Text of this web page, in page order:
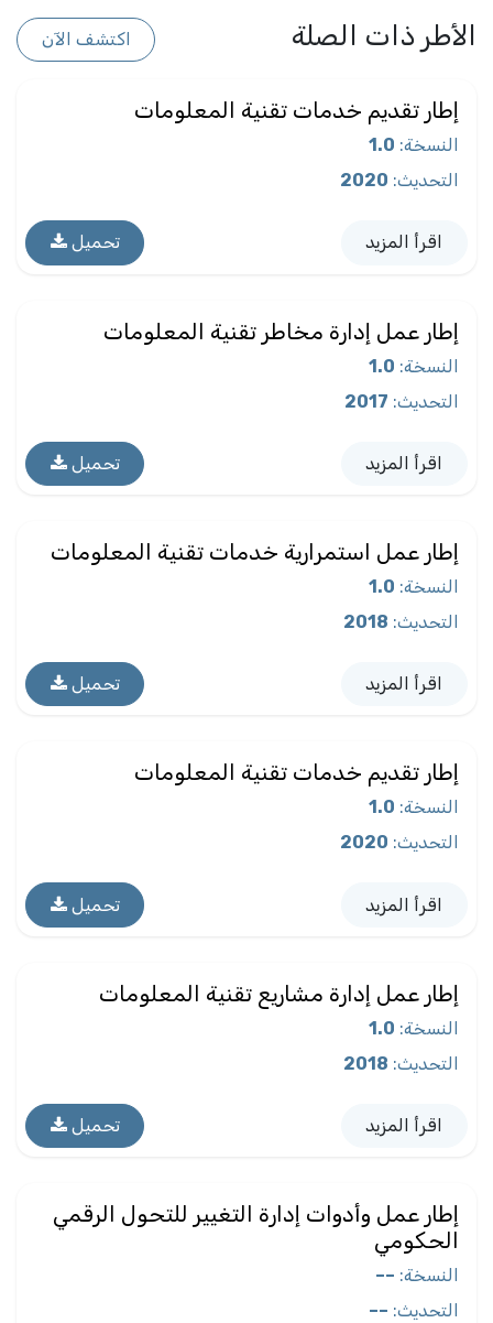
الأطر ذات الصلة اكتشف الآن
إطار تقديم خدمات تقنية المعلومات
النسخة:
1.0
التحديث:
2020
اقرأ المزيد تحميل
إطار عمل إدارة مخاطر تقنية المعلومات
النسخة:
1.0
التحديث:
2017
اقرأ المزيد تحميل
إطار عمل استمرارية خدمات تقنية المعلومات
النسخة:
1.0
التحديث:
2018
اقرأ المزيد تحميل
إطار تقديم خدمات تقنية المعلومات
النسخة:
1.0
التحديث:
2020
اقرأ المزيد تحميل
إطار عمل إدارة مشاريع تقنية المعلومات
النسخة:
1.0
التحديث:
2018
اقرأ المزيد تحميل
إطار عمل وأدوات إدارة التغيير للتحول الرقمي
الحكومي
النسخة:
––
التحديث:
––